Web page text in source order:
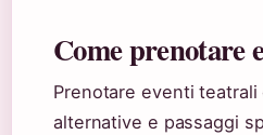
Come prenotare
Prenotare eventi
alternative e passaggi